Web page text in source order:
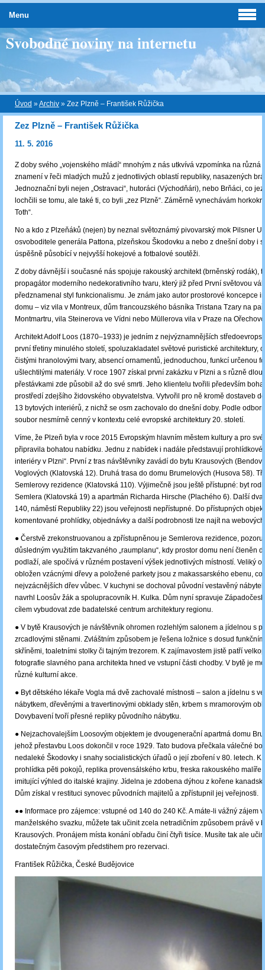
Svobodné noviny na internetu
Úvod »Archiv » Zez Plzně – František Růžička
Zez Plzně – František Růžička
11. 5. 2016
Z doby svého „vojenského mládí“ mnohým z nás utkvívá vzpomínka na různá
znamení v řeči mladých mužů z jednotlivých oblastí republiky, nasazených
Jednoznační byli nejen „Ostravaci“, hutoráci (Východňári), nebo Brňáci, co
lochčili se tomu, ale také ti, co byli „zez Plzně“. Záměrně vynechávám
Toth“.
No a kdo z Plzeňáků (nejen) by neznal světoznámý pivovarský mok Pilsner
osvoboditele generála Pattona, plzeňskou Škodovku a nebo z dnešní doby i
úspěšně působící v nejvyšší hokejové a fotbalové soutěži.
Z doby dávnější i současné nás spojuje rakouský architekt (brněnský rodák),
propagátor moderního nedekorativního tvaru, který již před První světovou
předznamenal styl funkcionalismu. Je znám jako autor prostorové koncepce
domu – viz vila v Montreux, dům francouzského básníka Tristana Tzary na
Montmartru, vila Steinerova ve Vídni nebo Müllerova vila v Praze na
Architekt Adolf Loos (1870–1933) je jedním z nejvýznamnějších
první třetiny minulého století, spoluzakladatel světové puristické architektury,
čistými hranolovými tvary, absencí ornamentů, jednoduchou, funkcí určenou
ušlechtilými materiály. V roce 1907 získal první zakázku v Plzni a s různě
přestávkami zde působil až do své smrti. Jeho klientelu tvořili především
prostředí zdejšího židovského obyvatelstva. Vytvořil pro ně kromě dostaveb
13 bytových interiérů, z nichž se osm zachovalo do dnešní doby. Podle
soubor nesmírně cenný v kontextu celé evropské architektury 20. století.
Víme, že Plzeň byla v roce 2015 Evropským hlavním městem kultury a pro
připravila bohatou nabídku. Jednu z nabídek i nadále představují prohlídkové
interiéry v Plzni“. První z tras návštěvníky zavádí do bytu Krausových
Voglových (Klatovská 12). Druhá trasa do domu Brumelových (Husova 58).
Semlerovy rezidence (Klatovská 110). Výjimečně jsou ještě přístupné: byt
Semlera (Klatovská 19) a apartmán Richarda Hirsche (Plachého 6). Další dva
140, náměstí Republiky 22) jsou veřejnosti nepřístupné. Do přístupných
komentované prohlídky, objednávky a další podrobnosti lze najít na
● Čerstvě zrekonstruovanou a zpřístupněnou je Semlerova rezidence,
důsledným využitím takzvaného „raumplanu“, kdy prostor domu není členěn
podlaží, ale spočívá v různém postavení výšek jednotlivých místností. Veliký
obložen vzácnými dřevy a položené parkety jsou z makassarského ebenu,
nejvzácnějších dřev vůbec. V kuchyni se dochoval původní vestavěný
navrhl Loosův žák a spolupracovník H. Kulka. Dům nyní spravuje
cílem vybudovat zde badatelské centrum architektury regionu.
● V bytě Krausových je návštěvník ohromen rozlehlým salonem a jídelnou s
zrcadlovými stěnami. Zvláštním způsobem je řešena ložnice s dosud
skříněmi, toaletními stolky či tajným trezorem. K zajímavostem jistě patří
fotografie slavného pana architekta hned ve vstupní části chodby. V bytě je
různé kulturní akce.
● Byt dětského lékaře Vogla má dvě zachovalé místnosti – salon a jídelnu s
nábytkem, dřevěnými a travertinovými obklady stěn, krbem s mramorovým
Dovybavení tvoří přesné repliky původního nábytku.
● Nejzachovalejším Loosovým objektem je dvougenerační apartmá domu
jehož přestavbu Loos dokončil v roce 1929. Tato budova přečkala válečné
nedaleké Škodovky i snahy socialistických úřadů o její zboření v 80. letech. K
prohlídka pěti pokojů, replika provensálského krbu, freska rakouského malíře
imitující výhled do italské krajiny. Jídelna je zdobena dýhou z kořene
Dům získal v restituci synovec původních majitelů a zpřístupnil jej veřejnosti.
●● Informace pro zájemce: vstupné od 140 do 240 Kč. A máte-li vážný zájem
manželského svazku, můžete tak učinit zcela netradičním způsobem právě v
Krausových. Pronájem místa konání obřadu činí čtyři tisíce. Musíte tak ale
dostatečným časovým předstihem pro rezervaci.
František Růžička, České Budějovice
Menu